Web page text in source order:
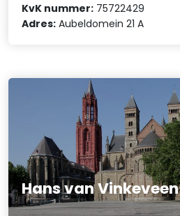
KvK nummer: 75722429
Adres: Aubeldomein 21 A
Hans van Vinkeveen